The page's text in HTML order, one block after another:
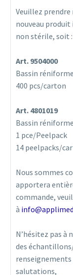
Veuillez prendre
nouveau
non stérile, soit :
Art. 9504000
Bassin
400 pcs/carton
Art. 4801019
Bassin
1 pce/Peelpack
14 peelpacks/
Nous sommes
apportera
commande,
à
N’hésitez pas à
des
salutations,